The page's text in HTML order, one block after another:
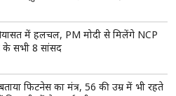
फुकेट-दिल्ली फ्लाइट में टर्बुलेंस के बाद